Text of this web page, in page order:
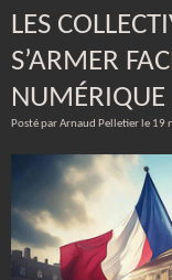
LES
S’ARMER
Posté par Arnaud Pelletier le 19